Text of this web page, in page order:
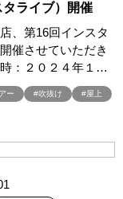
シャレ
ン工場ツアー
ライン相談会
ン
タライブ）開催
、第16回インスタ
催させていただき
：２０２４年１…
ー #吹抜け #屋上